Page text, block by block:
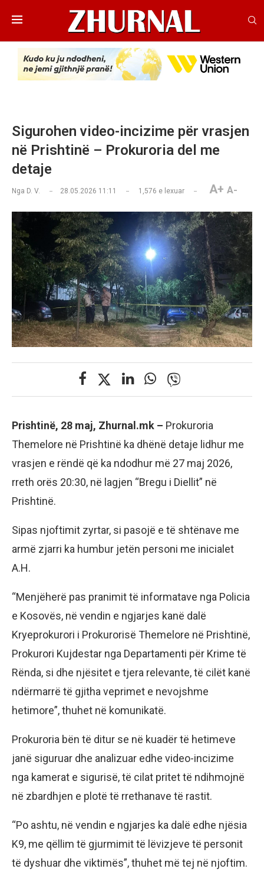
Sigurohen video-incizime për vrasjen
në Prishtinë – Prokuroria del me
detaje
Nga D. V. 28.05.2026 11:11 1,576 e lexuar A+ A-
Prishtinë, 28 maj, Zhurnal.mk – Prokuroria
Themelore në Prishtinë ka dhënë detaje lidhur me
vrasjen e rëndë që ka ndodhur më 27 maj 2026,
rreth orës 20:30, në lagjen “Bregu i Diellit” në
Prishtinë.
Sipas njoftimit zyrtar, si pasojë e të shtënave me
armë zjarri ka humbur jetën personi me inicialet
A.H.
“Menjëherë pas pranimit të informatave nga Policia
e Kosovës, në vendin e ngjarjes kanë dalë
Kryeprokurori i Prokurorisë Themelore në Prishtinë,
Prokurori Kujdestar nga Departamenti për Krime të
Rënda, si dhe njësitet e tjera relevante, të cilët kanë
ndërmarrë të gjitha veprimet e nevojshme
hetimore”, thuhet në komunikatë.
Prokuroria bën të ditur se në kuadër të hetimeve
janë siguruar dhe analizuar edhe video-incizime
nga kamerat e sigurisë, të cilat pritet të ndihmojnë
në zbardhjen e plotë të rrethanave të rastit.
“Po ashtu, në vendin e ngjarjes ka dalë edhe njësia
K9, me qëllim të gjurmimit të lëvizjeve të personit
të dyshuar dhe viktimës”, thuhet më tej në njoftim.